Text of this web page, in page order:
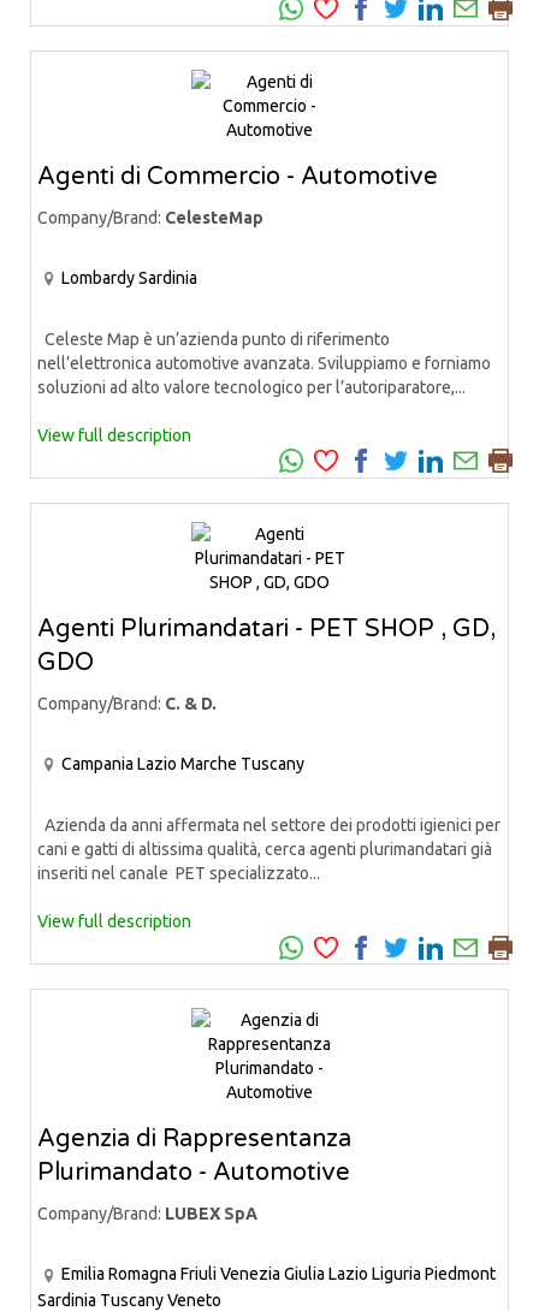
Agenti di Commercio - Automotive
Company/Brand: CelesteMap
LombardySardinia
Celeste Map è un’azienda punto di riferimento
nell’elettronica automotive avanzata. Sviluppiamo e forniamo
soluzioni ad alto valore tecnologico per l’autoriparatore,...
View full description
Agenti Plurimandatari - PET SHOP , GD,
GDO
Company/Brand: C. & D.
Campania Lazio Marche Tuscany
Azienda da anni affermata nel settore dei prodotti igienici per
cani e gatti di altissima qualità, cerca agenti plurimandatari già
inseriti nel canale PET specializzato...
View full description
Agenzia di Rappresentanza
Plurimandato - Automotive
Company/Brand: LUBEX SpA
Emilia Romagna Friuli Venezia Giulia Lazio Liguria Piedmont
Sardinia TuscanyVeneto